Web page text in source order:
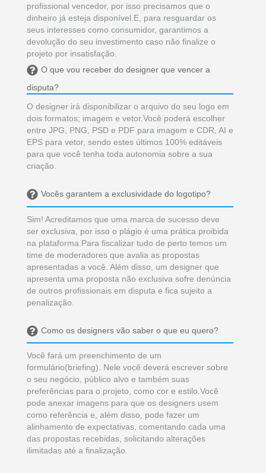
profissional vencedor, por isso precisamos que o
dinheiro já esteja disponível.E, para resguardar os
seus interesses como consumidor, garantimos a
devolução do seu investimento caso não finalize o
projeto por insatisfação.
O que vou receber do designer que vencer a
disputa?
O designer irá disponibilizar o arquivo do seu logo em
dois formatos; imagem e vetor.Você poderá escolher
entre JPG, PNG, PSD e PDF para imagem e CDR, AI e
EPS para vetor, sendo estes últimos 100% editáveis
para que você tenha toda autonomia sobre a sua
criação.
Vocês garantem a exclusividade do logotipo?
Sim! Acreditamos que uma marca de sucesso deve
ser exclusiva, por isso o plágio é uma prática proibida
na plataforma.Para fiscalizar tudo de perto temos um
time de moderadores que avalia as propostas
apresentadas a você. Além disso, um designer que
apresenta uma proposta não exclusiva sofre denúncia
de outros profissionais em disputa e fica sujeito a
penalização.
Como os designers vão saber o que eu quero?
Você fará um preenchimento de um
formulário(briefing). Nele você deverá escrever sobre
o seu negócio, público alvo e também suas
preferências para o projeto, como cor e estilo.Você
pode anexar imagens para que os designers usem
como referência e, além disso, pode fazer um
alinhamento de expectativas, comentando cada uma
das propostas recebidas, solicitando alterações
ilimitadas até a finalização.